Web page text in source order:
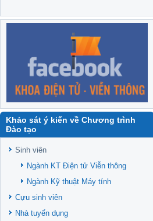
Khảo sát ý kiến về Chương trình
Đào tạo
Sinh viên
Ngành KT Điện tử Viễn thông
Ngành Kỹ thuật Máy tính
Cựu sinh viên
Nhà tuyển dụng